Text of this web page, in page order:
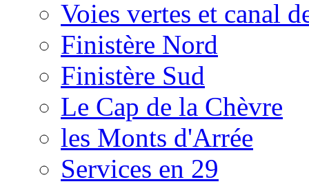
Voies vertes et canal
Finistère Nord
Finistère Sud
Le Cap de la Chèvre
les Monts d'Arrée
Services en 29